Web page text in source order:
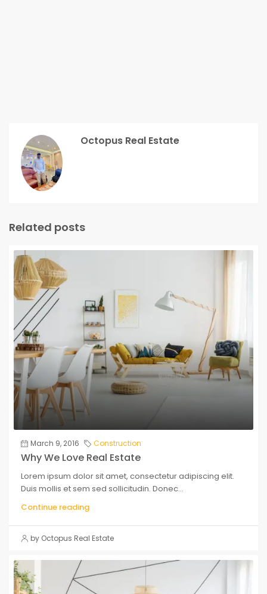
Octopus Real Estate
Related posts
March 9, 2016 Construction
Why We Love Real Estate
Lorem ipsum dolor sit amet, consectetur adipiscing elit.
Duis mollis et sem sed sollicitudin. Donec...
Continue reading
by Octopus Real Estate